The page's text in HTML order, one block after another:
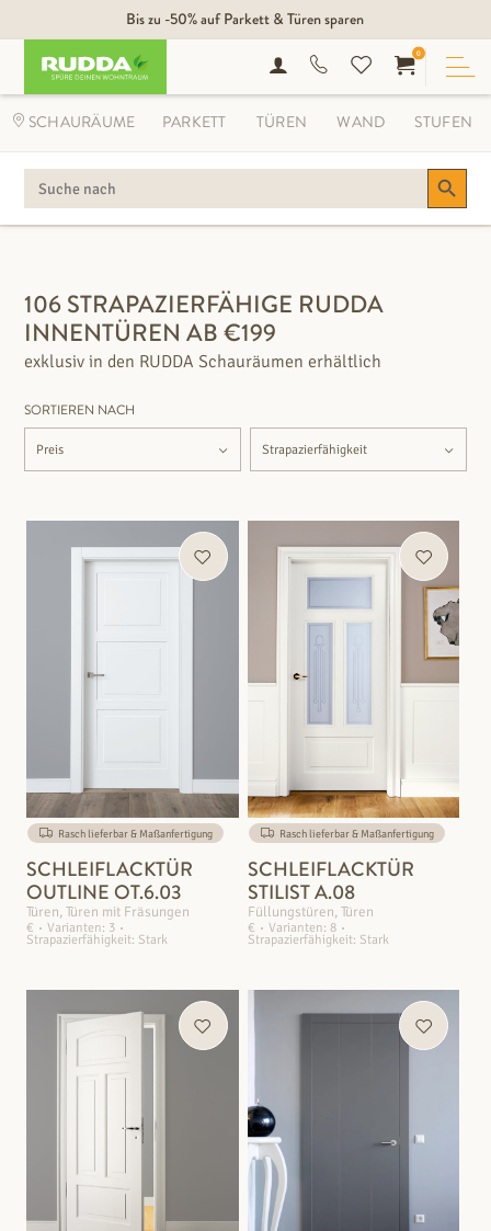
Bis zu -50% auf Parkett & Türen sparen
SEARCH
FOR:
Search Button
0
SCHAURÄUME PARKETT TÜREN WAND STUFEN
FILTEROPTIONEN
106 STRAPAZIERFÄHIGE RUDDA
INNENTÜREN AB €199
exklusiv in den RUDDA Schauräumen erhältlich
SORTIEREN NACH
Rasch lieferbar & Maßanfertigung
SCHLEIFLACKTÜR
OUTLINE OT.6.03
Türen, Türen mit Fräsungen
€
Varianten: 3
Strapazierfähigkeit: Stark
Rasch lieferbar & Maßanfertigung
SCHLEIFLACKTÜR
STILIST A.08
Füllungstüren, Türen
€
Varianten: 8
Strapazierfähigkeit: Stark